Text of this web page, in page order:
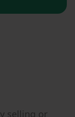
selling or